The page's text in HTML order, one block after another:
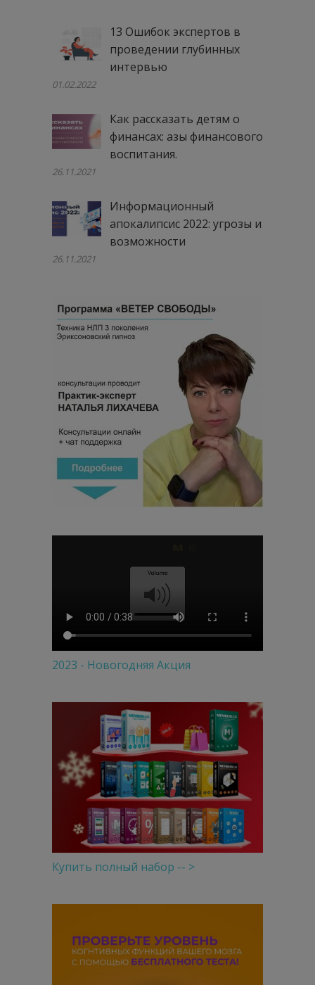
13 Ошибок экспертов в
проведении глубинных
интервью
01.02.2022
Как рассказать детям о
финансах: азы финансового
воспитания.
26.11.2021
Информационный
апокалипсис 2022: угрозы и
возможности
26.11.2021
2023 - Новогодняя Акция
Купить полный набор -- >